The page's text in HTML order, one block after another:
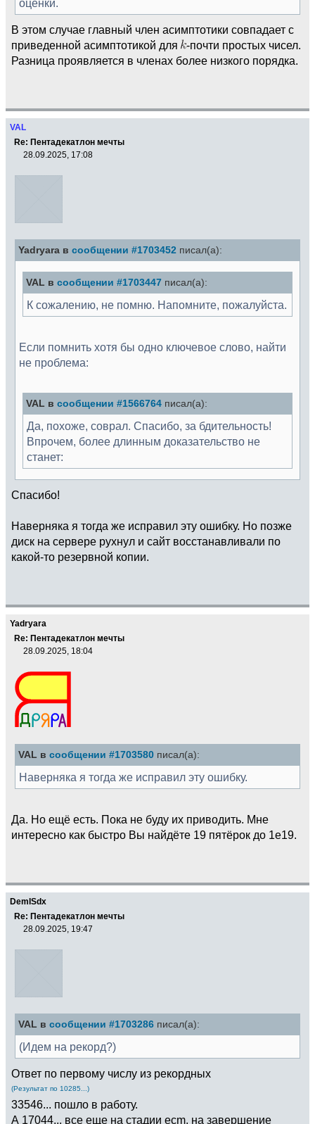
оценки.
В этом случае главный член асимптотики совпадает с
приведенной асимптотикой для
-почти простых чисел.
Разница проявляется в членах более низкого порядка.
VAL
Re: Пентадекатлон мечты
28.09.2025, 17:08
Yadryara в сообщении #1703452 писал(а):
VAL в сообщении #1703447 писал(а):
К сожалению, не помню. Напомните, пожалуйста.
Если помнить хотя бы одно ключевое слово, найти
не проблема:
VAL в сообщении #1566764 писал(а):
Да, похоже, соврал. Спасибо, за бдительность!
Впрочем, более длинным доказательство не
станет:
Спасибо!
Наверняка я тогда же исправил эту ошибку. Но позже
диск на сервере рухнул и сайт восстанавливали по
какой-то резервной копии.
Yadryara
Re: Пентадекатлон мечты
28.09.2025, 18:04
VAL в сообщении #1703580 писал(а):
Наверняка я тогда же исправил эту ошибку.
Да. Но ещё есть. Пока не буду их приводить. Мне
интересно как быстро Вы найдёте 19 пятёрок до 1e19.
DemISdx
Re: Пентадекатлон мечты
28.09.2025, 19:47
VAL в сообщении #1703286 писал(а):
(Идем на рекорд?)
Ответ по первому числу из рекордных
(Результат по 10285...)
33546... пошло в работу.
А 17044... все еще на стадии ecm, на завершение